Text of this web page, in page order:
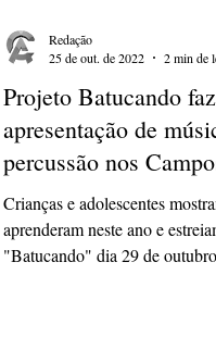
Projeto Batucando faz
apresentação de
percussão nos
Crianças e adolescentes
aprenderam neste ano e
"Batucando" dia 29 de
Redação
25 de out. de 2022
2 min de